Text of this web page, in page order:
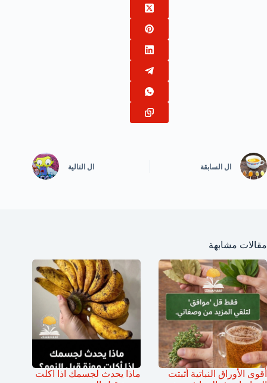
ال السابقة ال التالية
مقالات مشابهة
أقوى الأوراق النباتية أثبتت
ماذا يحدث لجسمك اذا اكلت